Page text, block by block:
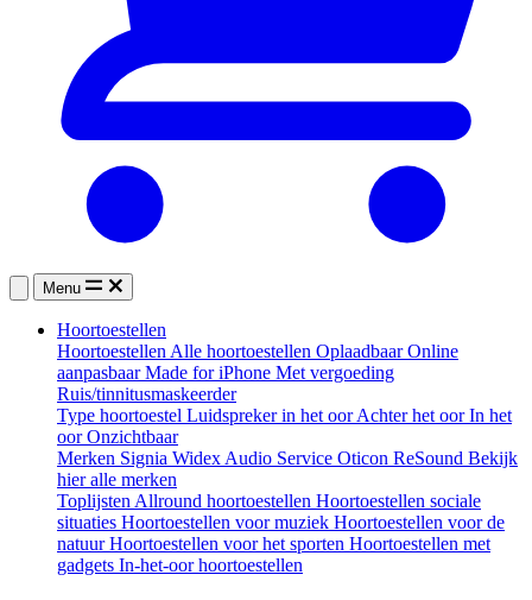
Menu
Hoortoestellen
Hoortoestellen Alle hoortoestellen OplaadbaarOnline
aanpasbaarMade for iPhone Met vergoeding
Ruis/tinnitusmaskeerder
Type hoortoestel Luidspreker in het oorAchter het oorIn het
oorOnzichtbaar
Merken Signia Widex Audio Service Oticon ReSound Bekijk
hier alle merken
Toplijsten Allround hoortoestellen Hoortoestellen sociale
situaties Hoortoestellen voor muziek Hoortoestellen voor de
natuurHoortoestellen voor het sporten Hoortoestellen met
gadgets In-het-oor hoortoestellen